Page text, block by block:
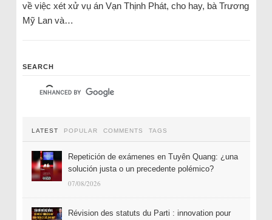
về việc xét xử vụ án Vạn Thịnh Phát, cho hay, bà Trương
Mỹ Lan và…
SEARCH
LATEST POPULAR COMMENTS TAGS
Repetición de exámenes en Tuyên Quang: ¿una
solución justa o un precedente polémico?
07/08/2026
Révision des statuts du Parti : innovation pour